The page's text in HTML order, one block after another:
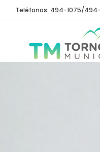
Teléfonos: 494-1075/